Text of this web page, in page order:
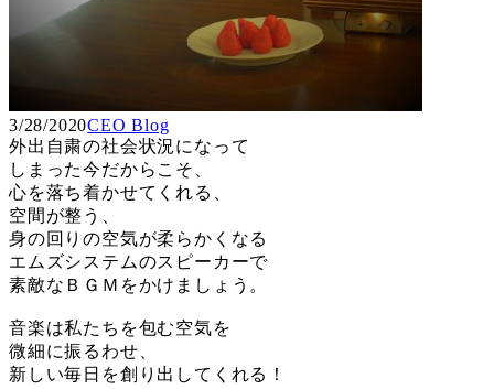
3/28/2020CEO Blog
外出自粛の社会状況になって
しまった今だからこそ、
心を落ち着かせてくれる、
空間が整う、
身の回りの空気が柔らかくなる
エムズシステムのスピーカーで
素敵なＢＧＭをかけましょう。
音楽は私たちを包む空気を
微細に振るわせ、
新しい毎日を創り出してくれる！